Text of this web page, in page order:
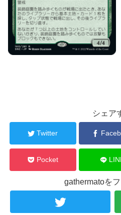
シェア
Twitter
Pocket
gathermatoを